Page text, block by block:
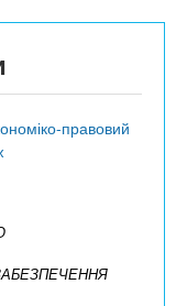
правовий